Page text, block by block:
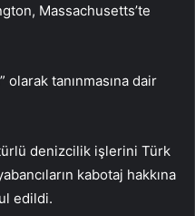
Massachusetts’te
olarak tanınmasına dair
denizcilik işlerini Türk
kabotaj hakkına
edildi.